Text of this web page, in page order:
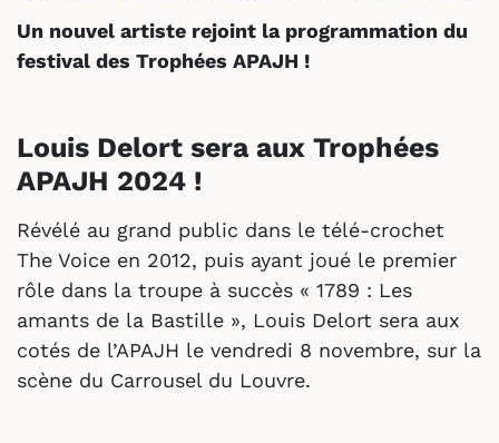
Un nouvel artiste rejoint la programmation du
festival des Trophées APAJH !
Louis Delort sera aux Trophées
APAJH 2024 !
Révélé au grand public dans le télé-crochet
The Voice en 2012, puis ayant joué le premier
rôle dans la troupe à succès « 1789 : Les
amants de la Bastille », Louis Delort sera aux
cotés de l’APAJH le vendredi 8 novembre, sur la
scène du Carrousel du Louvre.